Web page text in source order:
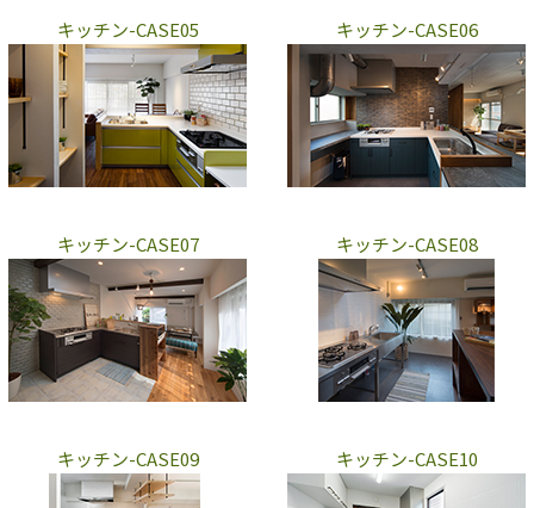
キッチン-CASE05 キッチン-CASE06
キッチン-CASE07 キッチン-CASE08
キッチン-CASE09 キッチン-CASE10